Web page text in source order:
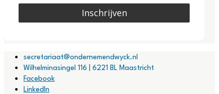
Inschrijven
secretariaat@ondernemendwyck.nl
Wilhelminasingel 116 | 6221 BL Maastricht
Facebook
LinkedIn